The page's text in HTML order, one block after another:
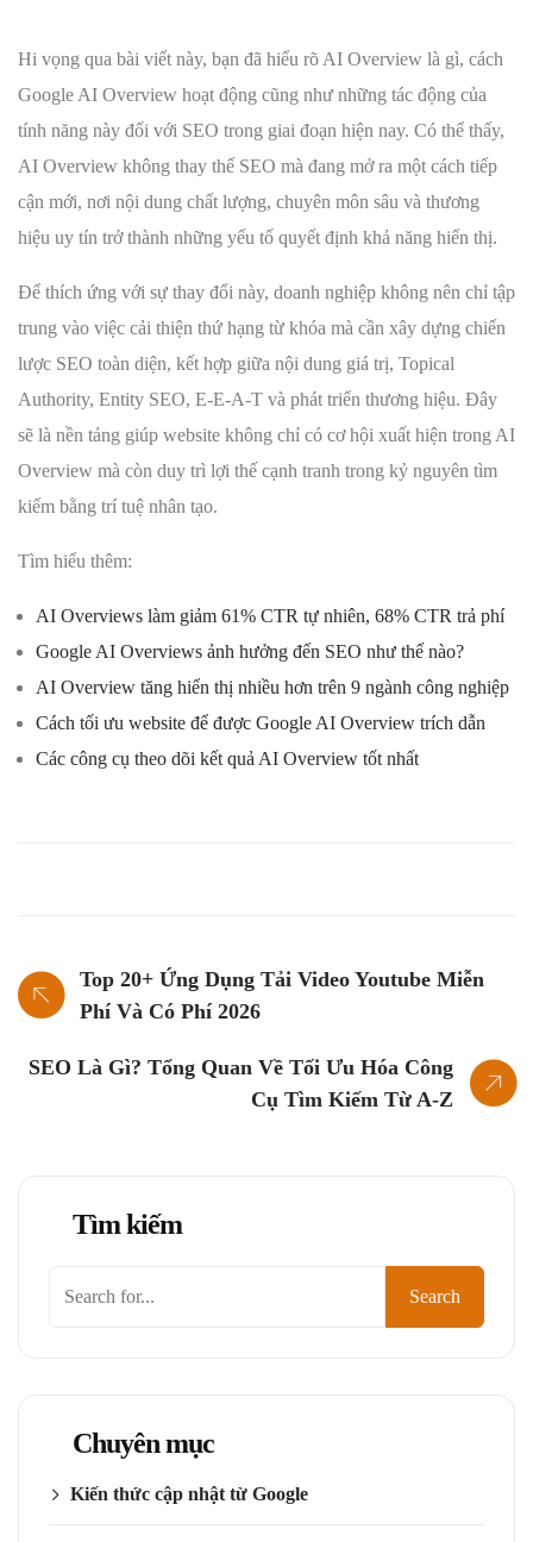
Hi vọng qua bài viết này, bạn đã hiểu rõ AI Overview là gì, cách
Google AI Overview hoạt động cũng như những tác động của
tính năng này đối với SEO trong giai đoạn hiện nay. Có thể thấy,
AI Overview không thay thế SEO mà đang mở ra một cách tiếp
cận mới, nơi nội dung chất lượng, chuyên môn sâu và thương
hiệu uy tín trở thành những yếu tố quyết định khả năng hiển thị.
Để thích ứng với sự thay đổi này, doanh nghiệp không nên chỉ tập
trung vào việc cải thiện thứ hạng từ khóa mà cần xây dựng chiến
lược SEO toàn diện, kết hợp giữa nội dung giá trị, Topical
Authority, Entity SEO, E-E-A-T và phát triển thương hiệu. Đây
sẽ là nền tảng giúp website không chỉ có cơ hội xuất hiện trong AI
Overview mà còn duy trì lợi thế cạnh tranh trong kỷ nguyên tìm
kiếm bằng trí tuệ nhân tạo.
Tìm hiểu thêm:
AI Overviews làm giảm 61% CTR tự nhiên, 68% CTR trả phí
Google AI Overviews ảnh hưởng đến SEO như thế nào?
AI Overview tăng hiển thị nhiều hơn trên 9 ngành công nghiệp
Cách tối ưu website để được Google AI Overview trích dẫn
Các công cụ theo dõi kết quả AI Overview tốt nhất
Top 20+ Ứng Dụng Tải Video Youtube Miễn
Phí Và Có Phí 2026
SEO Là Gì? Tổng Quan Về Tối Ưu Hóa Công
Cụ Tìm Kiếm Từ A-Z
Tìm kiếm
Search
Chuyên mục
Kiến thức cập nhật từ Google